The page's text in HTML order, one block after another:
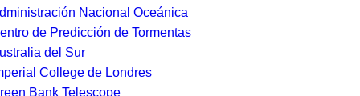
Nacional Oceánica
de Predicción de Tormentas
del Sur
College de Londres
Bank Telescope